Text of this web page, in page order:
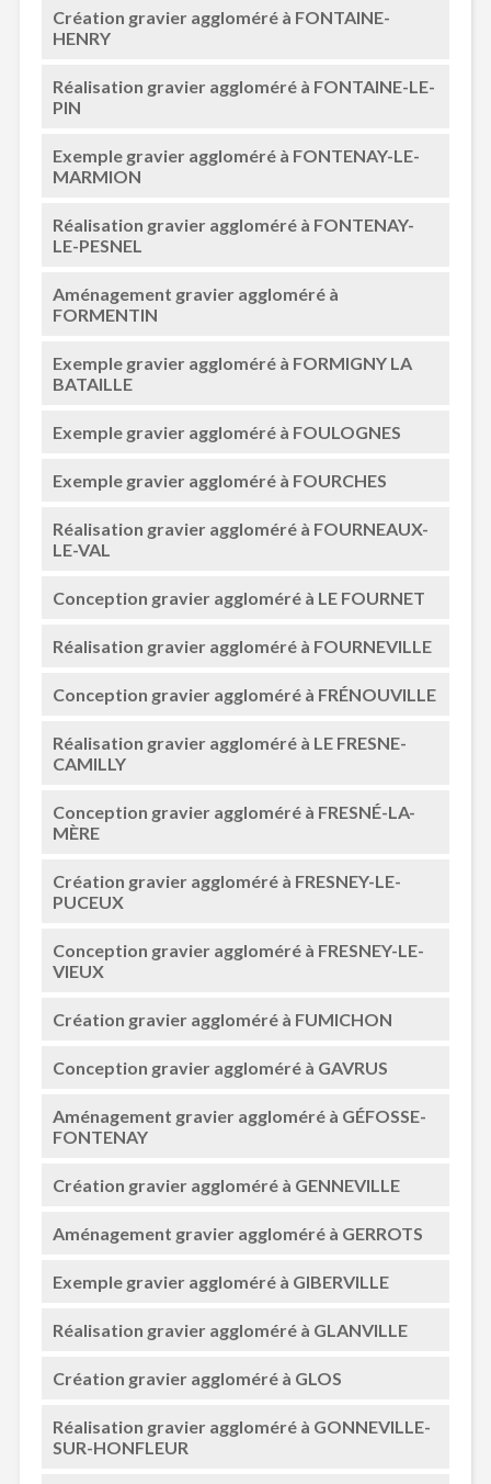
Création gravier aggloméré à FONTAINE-
HENRY
Réalisation gravier aggloméré à FONTAINE-LE-
PIN
Exemple gravier aggloméré à FONTENAY-LE-
MARMION
Réalisation gravier aggloméré à FONTENAY-
LE-PESNEL
Aménagement gravier aggloméré à
FORMENTIN
Exemple gravier aggloméré à FORMIGNY LA
BATAILLE
Exemple gravier aggloméré à FOULOGNES
Exemple gravier aggloméré à FOURCHES
Réalisation gravier aggloméré à FOURNEAUX-
LE-VAL
Conception gravier aggloméré à LE FOURNET
Réalisation gravier aggloméré à FOURNEVILLE
Conception gravier aggloméré à FRÉNOUVILLE
Réalisation gravier aggloméré à LE FRESNE-
CAMILLY
Conception gravier aggloméré à FRESNÉ-LA-
MÈRE
Création gravier aggloméré à FRESNEY-LE-
PUCEUX
Conception gravier aggloméré à FRESNEY-LE-
VIEUX
Création gravier aggloméré à FUMICHON
Conception gravier aggloméré à GAVRUS
Aménagement gravier aggloméré à GÉFOSSE-
FONTENAY
Création gravier aggloméré à GENNEVILLE
Aménagement gravier aggloméré à GERROTS
Exemple gravier aggloméré à GIBERVILLE
Réalisation gravier aggloméré à GLANVILLE
Création gravier aggloméré à GLOS
Réalisation gravier aggloméré à GONNEVILLE-
SUR-HONFLEUR